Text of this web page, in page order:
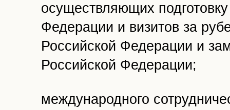
осуществляющих
Федерации и визитов за
Российской Федерации и
Российской Федерации;
международного